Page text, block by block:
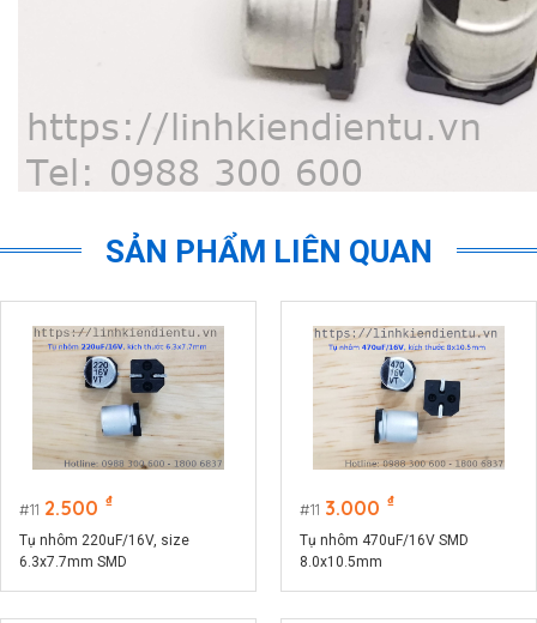
SẢN PHẨM LIÊN QUAN
11 2.500 ₫
Tụ nhôm 220uF/16V, size
6.3x7.7mm SMD
11 3.000 ₫
Tụ nhôm 470uF/16V SMD
8.0x10.5mm